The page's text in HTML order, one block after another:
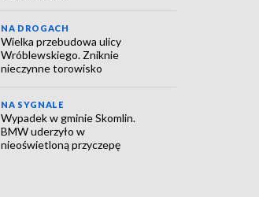
NA DROGACH
Wielka przebudowa ulicy
Wróblewskiego. Zniknie
nieczynne torowisko
NA SYGNALE
Wypadek w gminie Skomlin.
BMW uderzyło w
nieoświetloną przyczepę